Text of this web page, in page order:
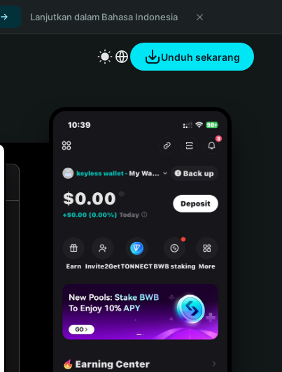
Lanjutkan dalam Bahasa Indonesia
Unduh sekarang